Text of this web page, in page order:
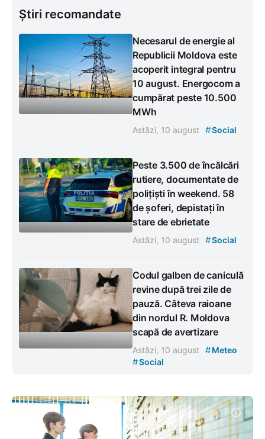
Știri recomandate
Necesarul de energie al
Republicii Moldova este
acoperit integral pentru
10 august. Energocom a
cumpărat peste 10.500
MWh
Astăzi, 10 august #Social
Peste 3.500 de încălcări
rutiere, documentate de
polițiști în weekend. 58
de șoferi, depistați în
stare de ebrietate
Astăzi, 10 august #Social
Codul galben de caniculă
revine după trei zile de
pauză. Câteva raioane
din nordul R. Moldova
scapă de avertizare
Astăzi, 10 august #Meteo
#Social